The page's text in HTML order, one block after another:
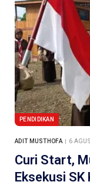
PENDIDIKAN
ADIT MUSTHOFA 6
Curi Start,
Eksekusi SK